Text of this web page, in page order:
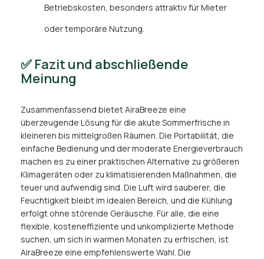
Betriebskosten, besonders attraktiv für Mieter
oder temporäre Nutzung.
✅ Fazit und abschließende
Meinung
Zusammenfassend bietet AiraBreeze eine
überzeugende Lösung für die akute Sommerfrische in
kleineren bis mittelgroßen Räumen. Die Portabilität, die
einfache Bedienung und der moderate Energieverbrauch
machen es zu einer praktischen Alternative zu größeren
Klimageräten oder zu klimatisierenden Maßnahmen, die
teuer und aufwendig sind. Die Luft wird sauberer, die
Feuchtigkeit bleibt im idealen Bereich, und die Kühlung
erfolgt ohne störende Geräusche. Für alle, die eine
flexible, kosteneffiziente und unkomplizierte Methode
suchen, um sich in warmen Monaten zu erfrischen, ist
AiraBreeze eine empfehlenswerte Wahl. Die